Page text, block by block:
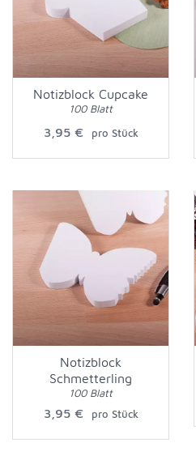
Notizblock Cupcake
100 Blatt
3,95 € pro Stück
Notizblock
Schmetterling
100 Blatt
3,95 € pro Stück